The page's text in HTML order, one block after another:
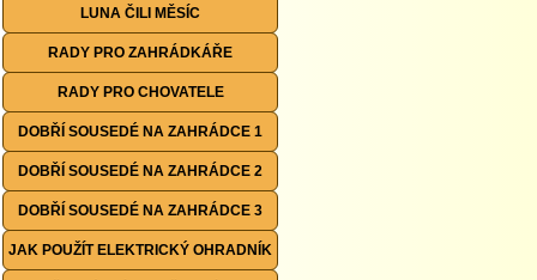
LUNA ČILI MĚSÍC
RADY PRO ZAHRÁDKÁŘE
RADY PRO CHOVATELE
DOBŘÍ SOUSEDÉ NA ZAHRÁDCE 1
DOBŘÍ SOUSEDÉ NA ZAHRÁDCE 2
DOBŘÍ SOUSEDÉ NA ZAHRÁDCE 3
JAK POUŽÍT ELEKTRICKÝ OHRADNÍK